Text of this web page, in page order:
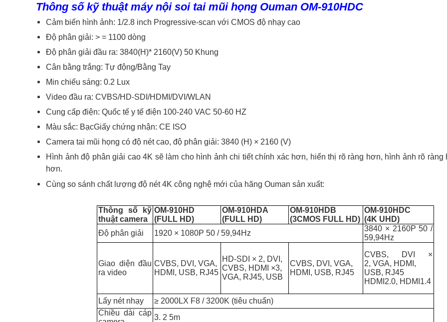
Thông số kỹ thuật máy nội soi tai mũi họng Ouman OM-910HDC
Cảm biến hình ảnh: 1/2.8 inch Progressive-scan với CMOS độ nhạy cao
Độ phân giải: > = 1100 dòng
Độ phân giải đầu ra: 3840(H)* 2160(V) 50 Khung
Cân bằng trắng: Tự động/Bằng Tay
Min chiếu sáng: 0.2 Lux
Video đầu ra: CVBS/HD-SDI/HDMI/DVI/WLAN
Cung cấp điện: Quốc tế y tế điện 100-240 VAC 50-60 HZ
Màu sắc: BạcGiấy chứng nhận: CE ISO
Camera tai mũi họng có độ nét cao, độ phân giải: 3840 (H) × 2160 (V)
Hình ảnh độ phân giải cao 4K sẽ làm cho hình ảnh chi tiết chính xác hơn, hiển thị rõ ràng hơn, hình ảnh rõ ràng
hơn.
Cùng so sánh chất lượng độ nét 4K công nghệ mới của hãng Ouman sản xuất:
Thông số kỹ
thuật camera
OM-910HD
(FULL HD)
OM-910HDA
(FULL HD)
OM-910HDB
(3CMOS FULL HD)
OM-910HDC
(4K UHD)
Độ phân giải
1920 × 1080P 50 / 59,94Hz
3840 × 2160P 50 /
59,94Hz
Giao diện đầu
ra video
CVBS, DVI, VGA,
HDMI, USB, RJ45
HD-SDI × 2, DVI ,
CVBS, HDMI ×3,
VGA, RJ45, USB
CVBS, DVI , VGA,
HDMI , USB, RJ45
CVBS,
DVI ×
2, VGA, HDMI ,
USB, RJ45
HDMI2.0, HDMI1.4
Lấy nét nhạy ≥ 2000LX F8 / 3200K (tiêu chuẩn)
Chiều dài cáp
3. 2 5m